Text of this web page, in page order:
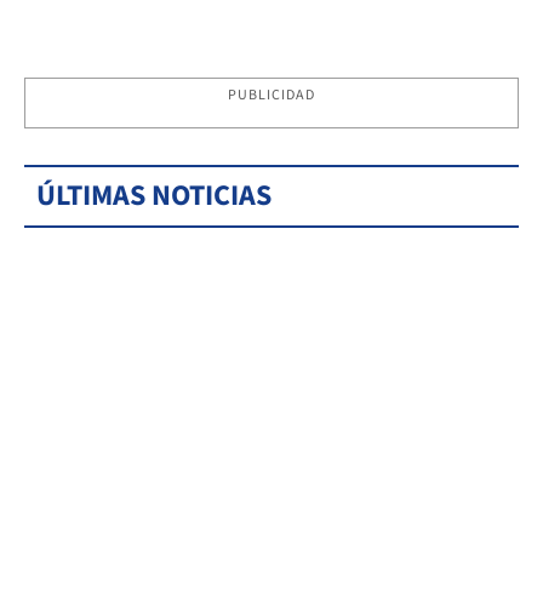
PUBLICIDAD
ÚLTIMAS NOTICIAS